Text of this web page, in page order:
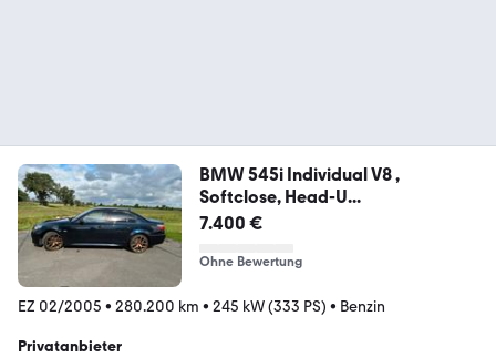
BMW 545i Individual V8 ,
Softclose, Head-U...
7.400 €
Ohne Bewertung
EZ 02/2005 • 280.200 km • 245 kW (333 PS) • Benzin
Privatanbieter